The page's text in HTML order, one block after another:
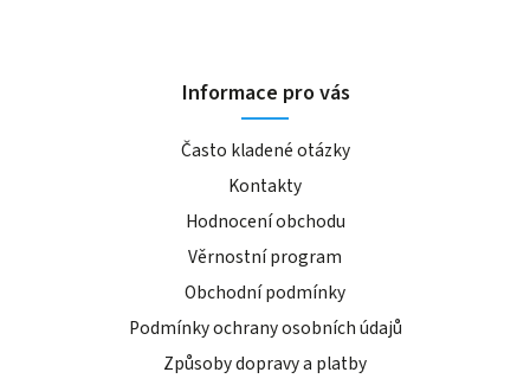
Informace pro vás
Často kladené otázky
Kontakty
Hodnocení obchodu
Věrnostní program
Obchodní podmínky
Podmínky ochrany osobních údajů
Způsoby dopravy a platby